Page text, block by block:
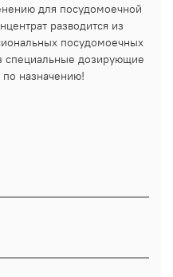
для посудомоечной
разводится из
посудомоечных
специальные дозирующие
по назначению!